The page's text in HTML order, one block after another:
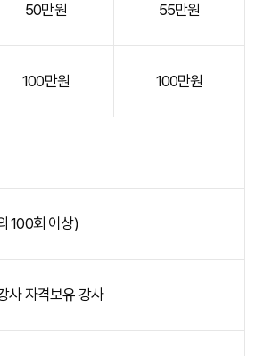
50만원 55만원
100만원 100만원
100회 이상)
사 자격보유 강사